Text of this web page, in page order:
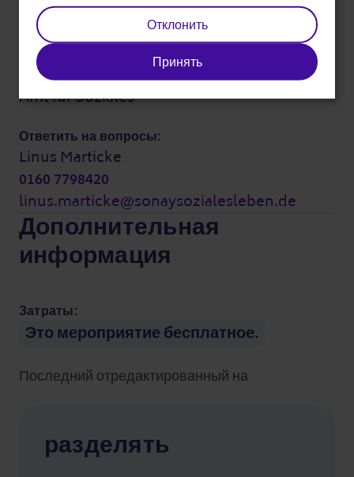
Организованный:
Sonay Soziales Leben e.V.
поддерживаемый:
Bezirksamt Mitte von Berlin
Amt für Soziales
Ответить на вопросы:
Linus Marticke
0160 7798420
linus.marticke@sonaysozialesleben.de
Дополнительная
информация
Затраты:
Это мероприятие бесплатное.
Последний отредактированный на
разделять
Отклонить
Принять